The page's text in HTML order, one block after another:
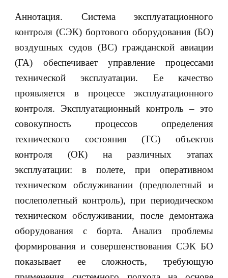
Аннотация. Система эксплуатационного
контроля (СЭК) бортового оборудования (БО)
воздушных судов (ВС) гражданской авиации
(ГА) обеспечивает управление процессами
технической эксплуатации. Ее качество
проявляется в процессе эксплуатационного
контроля. Эксплуатационный контроль – это
совокупность процессов определения
технического состояния (ТС) объектов
контроля (ОК) на различных этапах
эксплуатации: в полете, при оперативном
техническом обслуживании (предполетный и
послеполетный контроль), при периодическом
техническом обслуживании, после демонтажа
оборудования с борта. Анализ проблемы
формирования и совершенствования СЭК БО
показывает ее сложность, требующую